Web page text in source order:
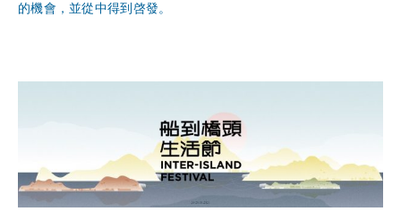
的機會，並從中得到啓發。